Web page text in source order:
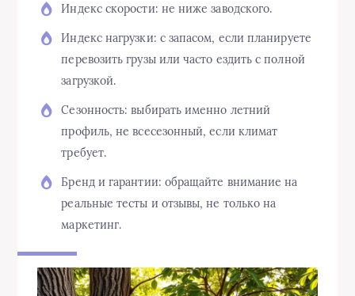
Индекс скорости: не ниже заводского.
Индекс нагрузки: с запасом, если планируете
перевозить грузы или часто ездить с полной
загрузкой.
Сезонность: выбирать именно летний
профиль, не всесезонный, если климат
требует.
Бренд и гарантии: обращайте внимание на
реальные тесты и отзывы, не только на
маркетинг.